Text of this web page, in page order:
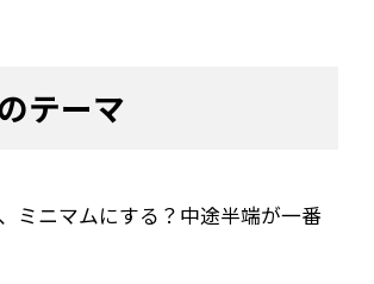
テーマ
ミニマムにする？中途半端が一番